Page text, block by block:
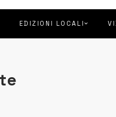
EDIZIONI LOCALI